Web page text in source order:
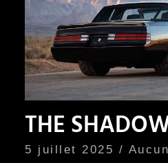
THE
5 juillet 2025